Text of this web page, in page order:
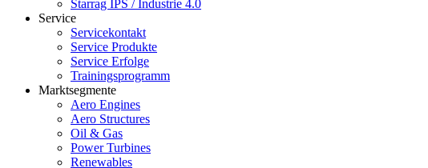
Starrag IPS / Industrie 4.0
Service
Servicekontakt
Service Produkte
Service Erfolge
Trainingsprogramm
Marktsegmente
Aero Engines
Aero Structures
Oil & Gas
Power Turbines
Renewables